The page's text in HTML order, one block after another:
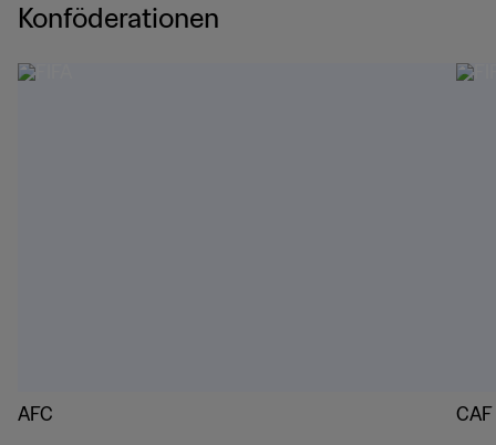
Konföderationen
AFC CAF